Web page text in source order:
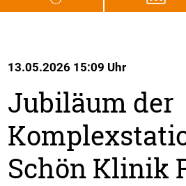
13.05.2026 15:09 Uhr
Jubiläum der
Schön Klinik